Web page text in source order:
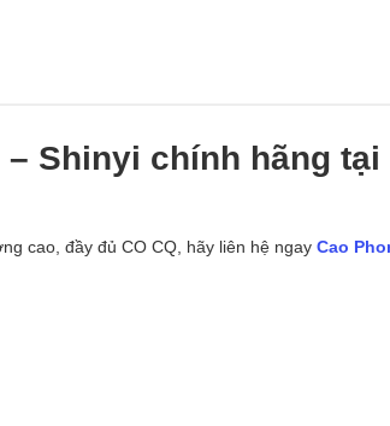
Shinyi chính hãng tại
cao, đầy đủ CO CQ, hãy liên hệ ngay Cao